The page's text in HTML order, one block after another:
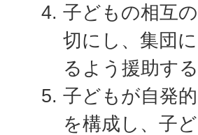
子どもの相互
切にし、集団
るよう援助する
子どもが自発
を構成し、子